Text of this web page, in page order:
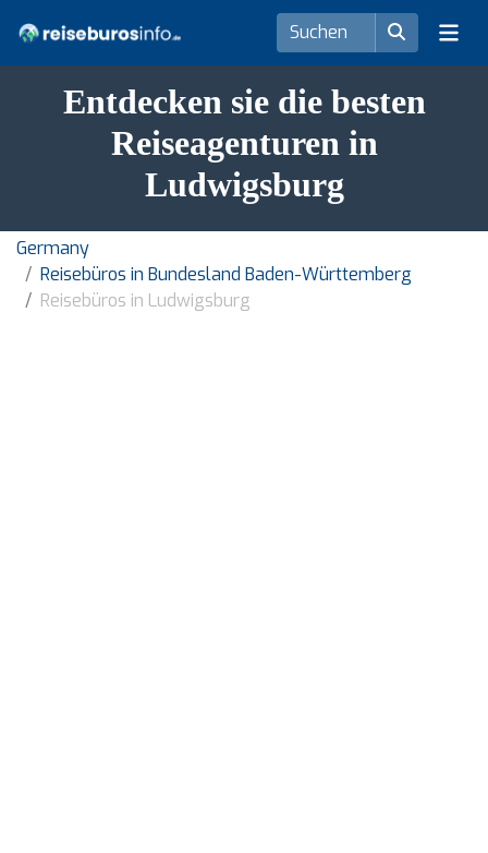
Entdecken sie die besten
Reiseagenturen in
Ludwigsburg
Germany
Reisebüros in Bundesland Baden-Württemberg
Reisebüros in Ludwigsburg